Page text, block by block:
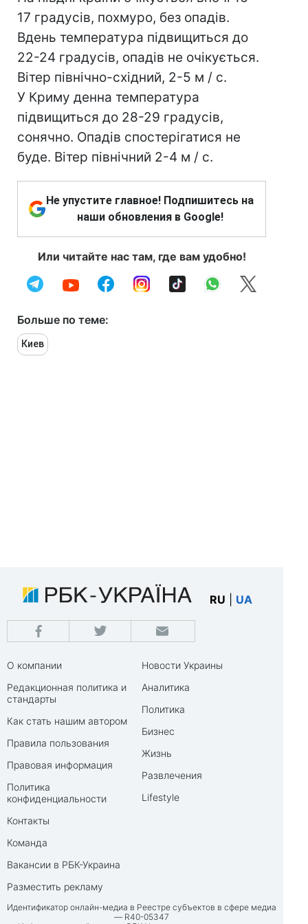
17 градусів, похмуро, без опадів.
Вдень температура підвищиться до
22-24 градусів, опадів не очікується.
Вітер північно-східний, 2-5 м / с.
У Криму денна температура
підвищиться до 28-29 градусів,
сонячно. Опадів спостерігатися не
буде. Вітер північний 2-4 м / с.
Не упустите главное! Подпишитесь на
наши обновления в Google!
Или читайте нас там, где вам удобно!
Больше по теме:
Киев
RU UA
О компании
Редакционная политика и
стандарты
Как стать нашим автором
Правила пользования
Правовая информация
Политика
конфиденциальности
Контакты
Команда
Вакансии в РБК-Украина
Разместить рекламу
Новости Украины
Аналитика
Политика
Бизнес
Жизнь
Развлечения
Lifestyle
Идентификатор онлайн-медиа в Реестре субъектов в сфере медиа
— R40-05347